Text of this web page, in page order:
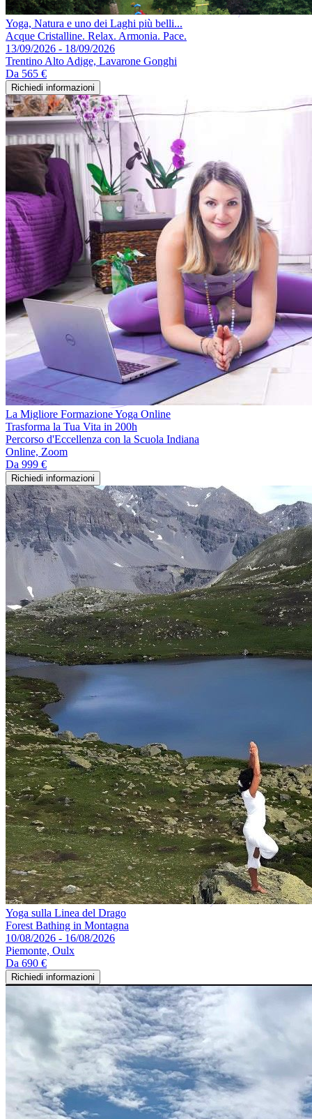
Yoga, Natura e uno dei Laghi più belli...
Acque Cristalline. Relax. Armonia. Pace.
13/09/2026 - 18/09/2026
Trentino Alto Adige, Lavarone Gonghi
Da 565 €
Richiedi informazioni
La Migliore Formazione Yoga Online
Trasforma la Tua Vita in 200h
Percorso d'Eccellenza con la Scuola Indiana
Online, Zoom
Da 999 €
Richiedi informazioni
Yoga sulla Linea del Drago
Forest Bathing in Montagna
10/08/2026 - 16/08/2026
Piemonte, Oulx
Da 690 €
Richiedi informazioni